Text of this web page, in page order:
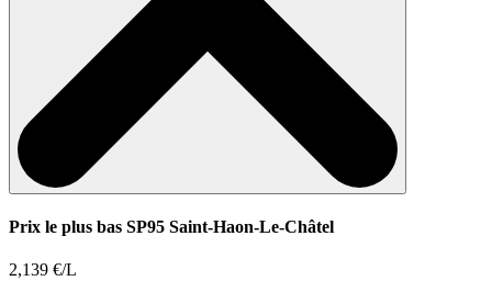
Prix le plus bas SP95 Saint-Haon-Le-Châtel
2,139 €/L